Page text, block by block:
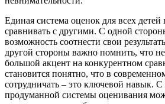
Единая система оценок для всех детей
сравнивать с другими. С одной
возможность соотнести свои
другой стороны важно помнить, что
большой акцент на конкурентном
становится понятно, что в
сотрудничать – это ключевой навык.
продуманной системы оценивания